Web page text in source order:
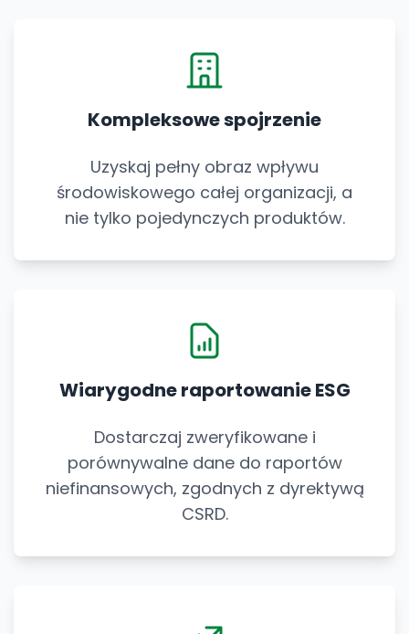
Kompleksowe spojrzenie
Uzyskaj pełny obraz wpływu
środowiskowego całej organizacji, a
nie tylko pojedynczych produktów.
Wiarygodne raportowanie ESG
Dostarczaj zweryfikowane i
porównywalne dane do raportów
niefinansowych, zgodnych z dyrektywą
CSRD.